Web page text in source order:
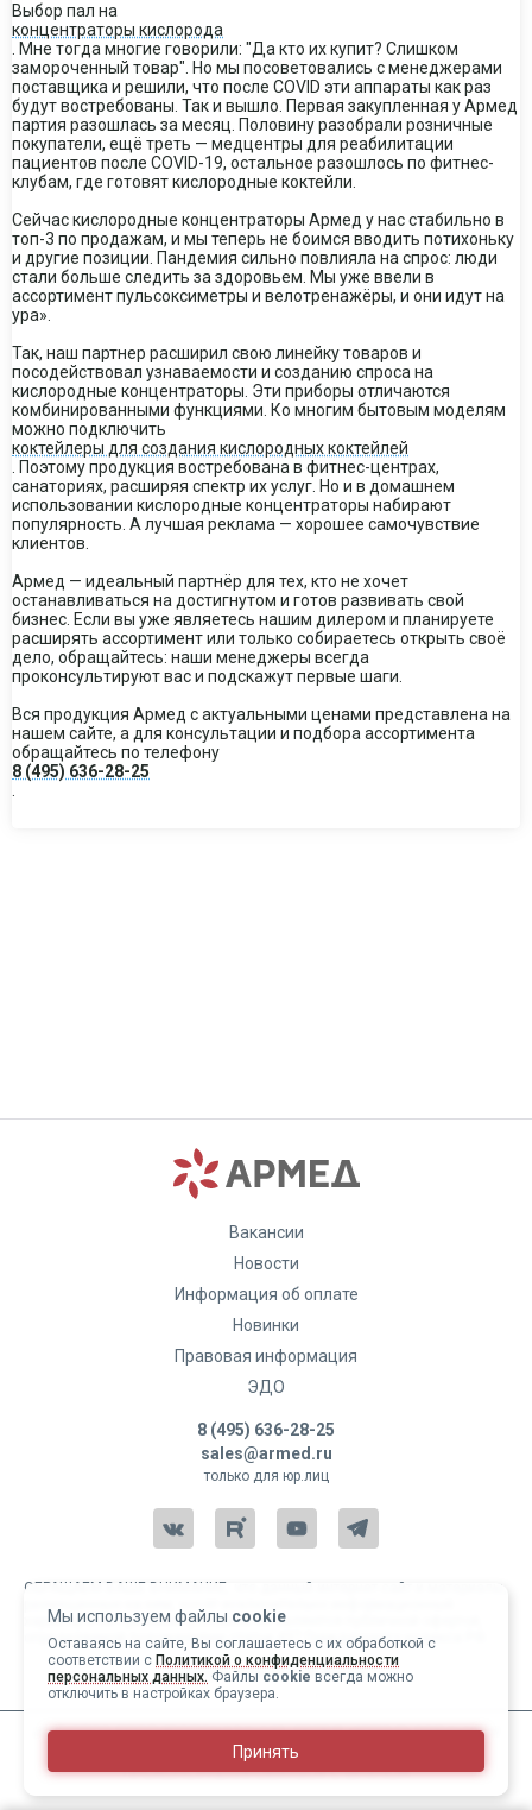
Выбор пал на
концентраторы кислорода
. Мне тогда многие говорили: "Да кто их купит? Слишком
замороченный товар". Но мы посоветовались с менеджерами
поставщика и решили, что после COVID эти аппараты как раз
будут востребованы. Так и вышло. Первая закупленная у Армед
партия разошлась за месяц. Половину разобрали розничные
покупатели, ещё треть — медцентры для реабилитации
пациентов после COVID-19, остальное разошлось по фитнес-
клубам, где готовят кислородные коктейли.
Сейчас кислородные концентраторы Армед у нас стабильно в
топ-3 по продажам, и мы теперь не боимся вводить потихоньку
и другие позиции. Пандемия сильно повлияла на спрос: люди
стали больше следить за здоровьем. Мы уже ввели в
ассортимент пульсоксиметры и велотренажёры, и они идут на
ура».
Так, наш партнер расширил свою линейку товаров и
посодействовал узнаваемости и созданию спроса на
кислородные концентраторы. Эти приборы отличаются
комбинированными функциями. Ко многим бытовым моделям
можно подключить
коктейлеры для создания кислородных коктейлей
. Поэтому продукция востребована в фитнес-центрах,
санаториях, расширяя спектр их услуг. Но и в домашнем
использовании кислородные концентраторы набирают
популярность. А лучшая реклама — хорошее самочувствие
клиентов.
Армед — идеальный партнёр для тех, кто не хочет
останавливаться на достигнутом и готов развивать свой
бизнес. Если вы уже являетесь нашим дилером и планируете
расширять ассортимент или только собираетесь открыть своё
дело, обращайтесь: наши менеджеры всегда
проконсультируют вас и подскажут первые шаги.
Вся продукция Армед с актуальными ценами представлена на
нашем сайте, а для консультации и подбора ассортимента
обращайтесь по телефону
8 (495) 636-28-25
Мы используем файлы cookie
Оставаясь на сайте, Вы соглашаетесь с их обработкой с
соответствии с Политикой о конфиденциальности
персональных данных. Файлы cookie всегда можно
отключить в настройках браузера.
Принять
Вакансии
Новости
Информация об оплате
Новинки
Правовая информация
ЭДО
8 (495) 636-28-25
sales@armed.ru
только для юр.лиц
ОБРАЩАЕМ ВАШЕ ВНИМАНИЕ, что данный интернет-сайт и материалы,
характер и ни при каких условиях не являются публичной офертой,
определяемой положениями статьи 437 Гражданского кодекса РФ.
Copyright 2004-2026 © Армед
ИМЕЮТСЯ ПРОТИВОПОКАЗАНИЯ, ПЕРЕД ИСПОЛЬЗОВАНИЕМ
НЕОБХОДИМО ОЗНАКОМИТЬСЯ С ИНСТРУКЦИЕЙ И
ПРОКОНСУЛЬТИРОВАТЬСЯ С ВРАЧОМ